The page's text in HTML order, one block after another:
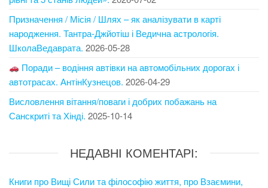
Призначення / Місія / Шлях – як аналізувати в карті
народження. Тантра-Джйотіш і Ведична астрологія.
ШколаВедаврата. 2026-05-28
Поради – водіння автівки на автомобільних дорогах і
автотрасах. АнтінКузнецов. 2026-04-29
Висловлення вітання/поваги і добрих побажань на
Санскриті та Хінді. 2025-10-14
НЕДАВНІ КОМЕНТАРІ:
Книги про Вищі Сили та філософію життя, про Взаємини,